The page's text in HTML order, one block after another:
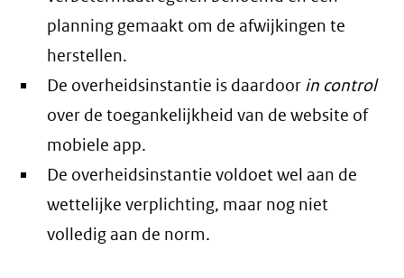
planning gemaakt om de afwijkingen te
herstellen.
De overheidsinstantie is daardoor in control
over de toegankelijkheid van de website of
mobiele app.
De overheidsinstantie voldoet wel aan de
wettelijke verplichting, maar nog niet
volledig aan de norm.